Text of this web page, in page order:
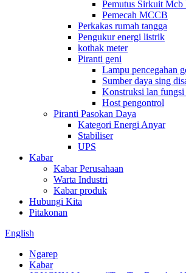
Pemutus Sirkuit Mcb
Pemecah MCCB
Perkakas rumah tangga
Pengukur energi listrik
kothak meter
Piranti geni
Lampu pencegahan
Sumber daya sing
Konstruksi lan fungsi
Host pengontrol
Piranti Pasokan Daya
Kategori Energi Anyar
Stabiliser
UPS
Kabar
Kabar Perusahaan
Warta Industri
Kabar produk
Hubungi Kita
Pitakonan
English
Ngarep
Kabar